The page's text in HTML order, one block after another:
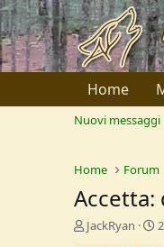
Home
Nuovi messaggi
Home Forum
Accetta:
C
JackRyan
D